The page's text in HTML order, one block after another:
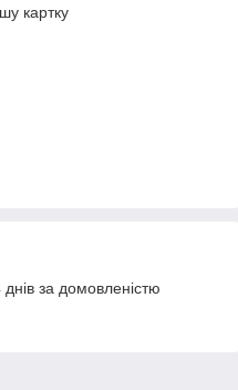
картку
за домовленістю